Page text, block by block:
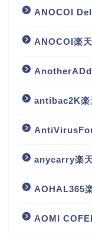
ANOCOI
ANOCOI楽天
antibac2K楽
anycarry楽
AOHAL365
AOMI